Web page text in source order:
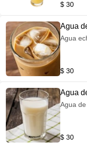
$ 30
Agua
Agua
$ 30
Agua
Agua
$ 30